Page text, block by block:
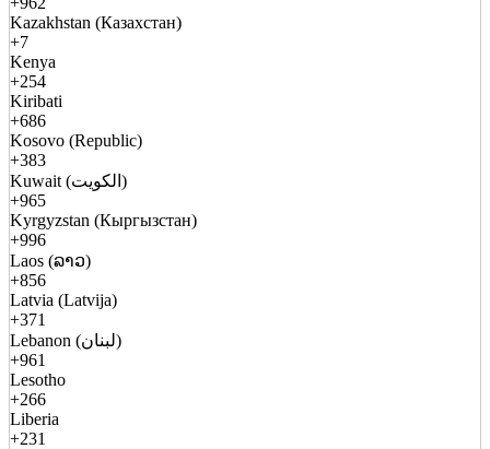
Kazakhstan (Казахстан)
+7
Kenya
+254
Kiribati
+686
Kosovo (Republic)
+383
Kuwait (الكويت)
+965
Kyrgyzstan (Кыргызстан)
+996
Laos (ລາວ)
+856
Latvia (Latvija)
+371
Lebanon (لبنان)
+961
Lesotho
+266
Liberia
+231